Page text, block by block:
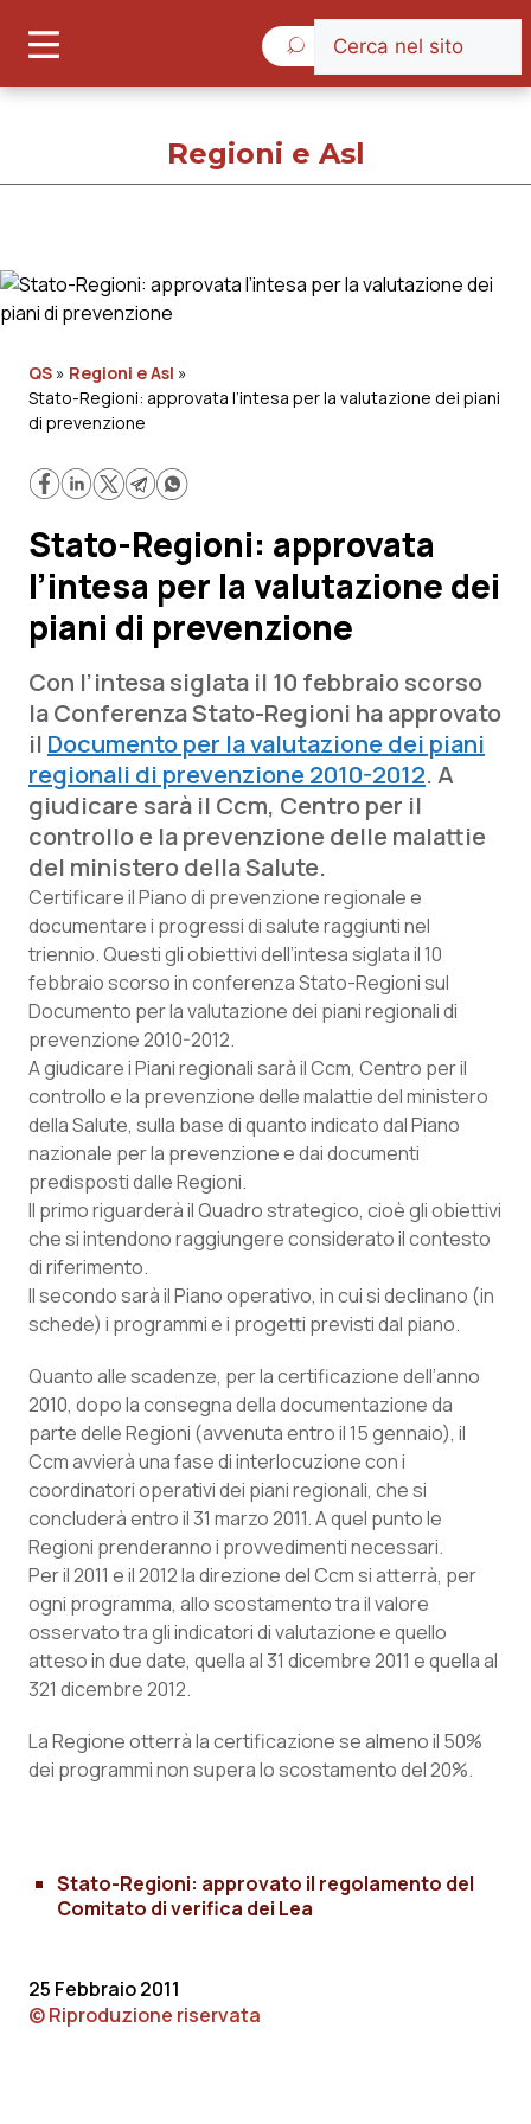
Giovedì 6 Agosto 2026
Governo e Parlamento
Regioni e Asl
Lavoro e Professioni
Scienza e Farmaci
Studi e Analisi
Lettere al direttore
Edizioni Regionali
QS Pro
Professionisti Sanitari.AI
Abruzzo
Basilicata
Calabria
Campania
Emilia-Romagna
Friuli Venezia Giulia
Lazio
Liguria
Lombardia
Marche
Molise
Piemonte
Provincia Autonoma di Bolzano
Provincia Autonoma di Trento
Sardegna
Toscana
QS Pro Gold
Artrite & artrosi
Asma & BPCO
Car-T
Colesterolo & coronaropatie
Dermatite Atopica
Diabete & glucometri
Disturbi dell’umore
Dolore
Donna & Salute
Epatiti
HIV
Infezioni & Febbre
Ipertensione & Scompenso
Malattia di Crohn & Rettocolite Ulcerosa
Obesità
QS Club Newsletter
Regioni e Asl
QS » Regioni e Asl »
Stato-Regioni: approvata l’intesa per la valutazione dei piani
di prevenzione
Stato-Regioni: approvata
l’intesa per la valutazione dei
piani di prevenzione
Con l’intesa siglata il 10 febbraio scorso
la Conferenza Stato-Regioni ha approvato
il Documento per la valutazione dei piani
regionali di prevenzione 2010-2012. A
giudicare sarà il Ccm, Centro per il
controllo e la prevenzione delle malattie
del ministero della Salute.
Certificare il Piano di prevenzione regionale e
documentare i progressi di salute raggiunti nel
triennio. Questi gli obiettivi dell’intesa siglata il 10
febbraio scorso in conferenza Stato-Regioni sul
Documento per la valutazione dei piani regionali di
prevenzione 2010-2012.
A giudicare i Piani regionali sarà il Ccm, Centro per il
controllo e la prevenzione delle malattie del ministero
della Salute, sulla base di quanto indicato dal Piano
nazionale per la prevenzione e dai documenti
predisposti dalle Regioni.
Il primo riguarderà il Quadro strategico, cioè gli obiettivi
che si intendono raggiungere considerato il contesto
di riferimento.
Il secondo sarà il Piano operativo, in cui si declinano (in
schede) i programmi e i progetti previsti dal piano.
Quanto alle scadenze, per la certificazione dell’anno
2010, dopo la consegna della documentazione da
parte delle Regioni (avvenuta entro il 15 gennaio), il
Ccm avvierà una fase di interlocuzione con i
coordinatori operativi dei piani regionali, che si
concluderà entro il 31 marzo 2011. A quel punto le
Regioni prenderanno i provvedimenti necessari.
Per il 2011 e il 2012 la direzione del Ccm si atterrà, per
ogni programma, allo scostamento tra il valore
osservato tra gli indicatori di valutazione e quello
atteso in due date, quella al 31 dicembre 2011 e quella al
321 dicembre 2012.
La Regione otterrà la certificazione se almeno il 50%
dei programmi non supera lo scostamento del 20%.
Stato-Regioni: approvato il regolamento del
Comitato di verifica dei Lea
25 Febbraio 2011
© Riproduzione riservata